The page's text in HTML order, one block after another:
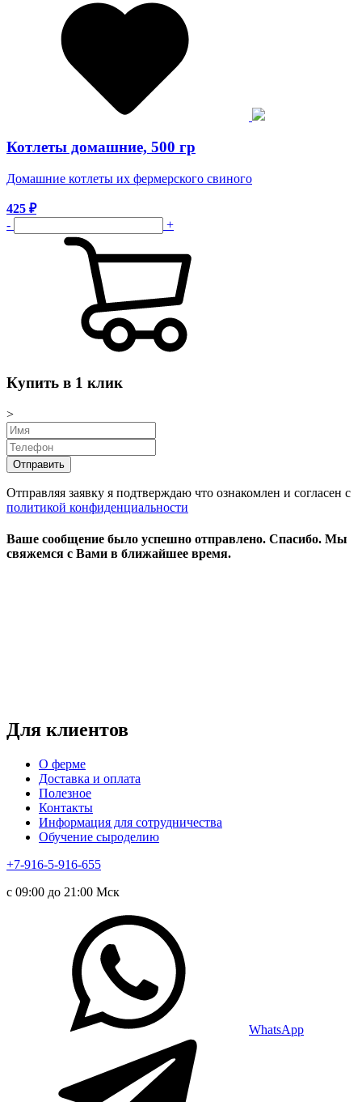
Котлеты домашние, 500 гр
Домашние котлеты их фермерского свиного
425 ₽
-
+
Купить в 1 клик
>
Отправляя заявку я подтверждаю что ознакомлен и согласен с
политикой конфиденциальности
Ваше сообщение было успешно отправлено. Спасибо. Mы
свяжемся с Вами в ближайшее время.
Для клиентов
О ферме
Доставка и оплата
Полезное
Контакты
Информация для сотрудничества
Обучение сыроделию
+7-916-5-916-655
с 09:00 до 21:00 Мск
WhatsApp